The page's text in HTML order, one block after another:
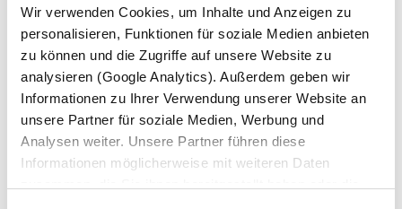
Wir verwenden Cookies, um Inhalte und Anzeigen zu
personalisieren, Funktionen für soziale Medien anbieten
zu können und die Zugriffe auf unsere Website zu
analysieren (Google Analytics). Außerdem geben wir
Informationen zu Ihrer Verwendung unserer Website an
unsere Partner für soziale Medien, Werbung und
Analysen weiter. Unsere Partner führen diese
Informationen möglicherweise mit weiteren Daten
TIRE (TURCJA)
Pod koniec 2012 roku firma Krone uruchomiła fabrykę w
Tire, gdzie produkowane są naczepy na rynek turecki oraz
na sąsiednie rynki. Wydajność fabryki obejmuje roczną
produkcję na poziomie 10 000 jednostek; wolumen
inwestycji wyniósł około 50 mln euro. W Tire, lokalizacji